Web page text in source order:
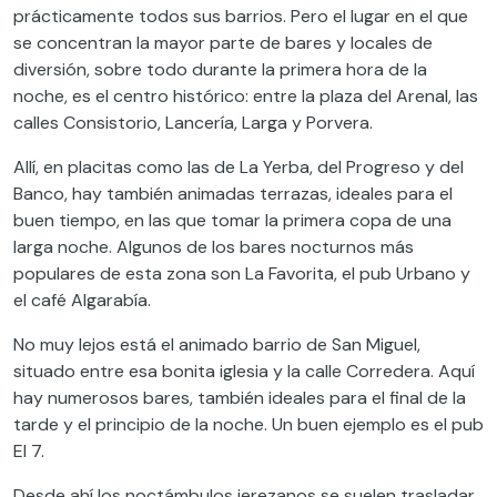
prácticamente todos sus barrios. Pero el lugar en el que
se concentran la mayor parte de bares y locales de
diversión, sobre todo durante la primera hora de la
noche, es el centro histórico: entre la plaza del Arenal, las
calles Consistorio, Lancería, Larga y Porvera.
Allí, en placitas como las de La Yerba, del Progreso y del
Banco, hay también animadas terrazas, ideales para el
buen tiempo, en las que tomar la primera copa de una
larga noche. Algunos de los bares nocturnos más
populares de esta zona son La Favorita, el pub Urbano y
el café Algarabía.
No muy lejos está el animado barrio de San Miguel,
situado entre esa bonita iglesia y la calle Corredera. Aquí
hay numerosos bares, también ideales para el final de la
tarde y el principio de la noche. Un buen ejemplo es el pub
El 7.